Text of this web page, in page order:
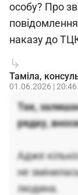
особу? Про
наказу до
Таміла,
01.06.2026 | 20:46
Так,
рядку,
Адже
не
людина.